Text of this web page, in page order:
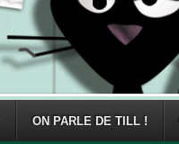
ON PARLE DE TILL !